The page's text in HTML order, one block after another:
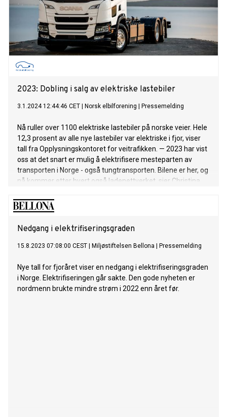
2023: Dobling i salg av elektriske lastebiler
3.1.2024 12:44:46 CET Norsk elbilforening Pressemelding
Nå ruller over 1100 elektriske lastebiler på norske veier. Hele
12,3 prosent av alle nye lastebiler var elektriske i fjor, viser
tall fra Opplysningskontoret for veitrafikken. — 2023 har vist
oss at det snart er mulig å elektrifisere mesteparten av
transporten i Norge - også tungtransporten. Bilene er her, og
nå kommer etter hvert også ladenettverket, sier Christina
Nedgang i elektrifiseringsgraden
15.8.2023 07:08:00 CEST Miljøstiftelsen Bellona Pressemelding
Nye tall for fjoråret viser en nedgang i elektrifiseringsgraden
i Norge. Elektrifiseringen går sakte. Den gode nyheten er
nordmenn brukte mindre strøm i 2022 enn året før.